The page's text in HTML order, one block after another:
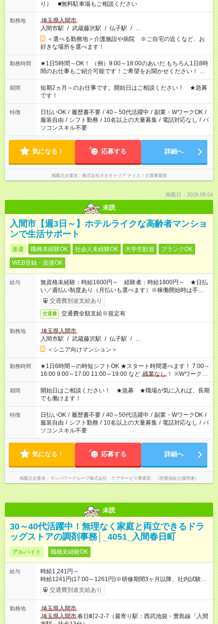
り） ■無料駐車場もご相談ください
勤務地
埼玉県入間市
入間市駅 / 武蔵藤沢駅 / 仏子駅 / …
＜選べる勤務地＞介護施設や病院 ※ご自宅の近くなど、お
好きな場所を選べます！
勤務時間
★1日5時間～OK！ （例）9:00～18:00のあいだ もちろん1日8時
間のお仕事もご紹介可能です！ご希望をお聞かせください！ ★
家庭の都合でお休みが必要な場合も遠慮なくご相談ください。
※週最低15時間以上の勤務が必要です
期間
短期2ヵ月～のお仕事です。開始日はご相談ください！ ★急募
です！
特徴 日払いOK / 履歴書不要 / 40～50代活躍中 / 副業・WワークOK /
服装自由 / シフト勤務 / 10名以上の大量募集 / 電話対応なし / パ
ソコンスキル不要
気になる！ 応募する 詳細へ
掲載元企業名 株式会社ネオキャリア ナイス！介護事業部
掲載日：2026.08.04
未読
入間市【週3日～】ホテルライクな高齢者マンショ
ンで生活サポート
派遣 職種未経験OK 社会人未経験OK 大学生歓迎
ブランクOK
WEB登録・面接OK
給与
無資格未経験：時給1600円～ 経験者：時給1800円～ ★日払
い／週払い制度あり（月払いも選べます）※稼働開始時は手続き
完了次第のお支払いとなります。
交通費別途支給あり
交通費 交通費全額支給※規定有
勤務地
埼玉県入間市
入間市駅 / 武蔵藤沢駅 / 仏子駅 / …
＜シニア向けマンション＞
勤務時間
★1日6時間～の時短シフトOK ★スタート時間選べます！ 7:00～
16:00 9:00～17:00 11:00～19:00 など 残業なし ！ ※Wワークの
場合、他のお仕事と合わせ週40時間超の就業はご案内できませ
ん ※法令に基づき、週20時間以上勤務は社会保険への加入対象
となります ※労働者派遣法（日雇い派遣の原則禁止）により、
短時間・短期間の就業はご案内が難しい場合があります
期間
開始日はご相談ください！ ★急募 ★職場が気に入れば、長期
でも働けます！
特徴 日払いOK / 履歴書不要 / 40～50代活躍中 / 副業・WワークOK /
服装自由 / シフト勤務 / 10名以上の大量募集 / 電話対応なし / パ
ソコンスキル不要
気になる！ 応募する 詳細へ
掲載元企業名 マンパワーグループ株式会社 ケアサービス事業部 （医療福祉介護関連）
未読
30～40代活躍中！無理なく家庭と両立できるドラ
ッグストアの調剤事務│_4051_入間春日町
アルバイト 職種未経験OK
給与
時給1,241円～
時給1241円(17:00～1261円)※研修期間3ヶ月以降、社内試験に
よる更新判定あり 社内試験合格後、時給＋50～100円の昇給あ
り （大学生は＋20円） 試用期間あり：入社日から3ヶ月間／本
間の長さ：3ヶ月 雇用形態、給与は本採用時と同じです。
交通費別途支給あり
勤務地
埼玉県入間市
埼玉県入間市春日町2-2-7（最寄り駅：西武池袋・豊島線「入間